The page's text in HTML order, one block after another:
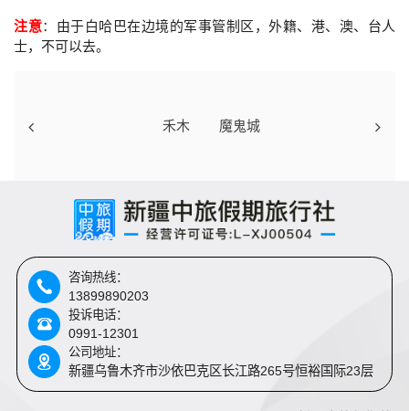
注意： 由于白哈巴在边境的军事管制区，外籍、港、澳、台人
士，不可以去。
禾木 魔鬼城
咨询热线：
13899890203
投诉电话：
0991-12301
公司地址：
新疆乌鲁木齐市沙依巴克区长江路265号恒裕国际23层